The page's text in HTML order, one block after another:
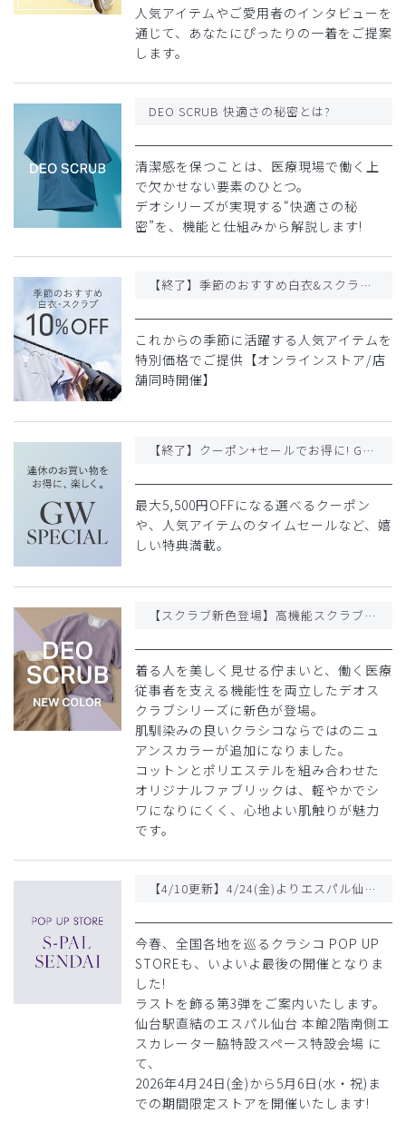
人気アイテムやご愛用者のインタビューを
通じて、あなたにぴったりの一着をご提案
します。
DEO SCRUB 快適さの秘密とは?
清潔感を保つことは、医療現場で働く上
で欠かせない要素のひとつ。
デオシリーズが実現する“快適さの秘
密”を、機能と仕組みから解説します!
【終了】季節のおすすめ白衣&スクラブが10%OFF
これからの季節に活躍する人気アイテムを
特別価格でご提供【オンラインストア/店
舗同時開催】
【終了】クーポン+セールでお得に! GW特別キャンペーン開催
最大5,500円OFFになる選べるクーポン
や、人気アイテムのタイムセールなど、嬉
しい特典満載。
【スクラブ新色登場】高機能スクラブデオシリーズに新色が登場
着る人を美しく見せる佇まいと、働く医療
従事者を支える機能性を両立したデオス
クラブシリーズに新色が登場。
肌馴染みの良いクラシコならではのニュ
アンスカラーが追加になりました。
コットンとポリエステルを組み合わせた
オリジナルファブリックは、軽やかでシ
ワになりにくく、心地よい肌触りが魅力
です。
【4/10更新】4/24(金)よりエスパル仙台にてクラシコ POP UP STOREをオープン!
今春、全国各地を巡るクラシコ POP UP
STOREも、いよいよ最後の開催となりま
した!
ラストを飾る第3弾をご案内いたします。
仙台駅直結のエスパル仙台 本館2階南側エ
スカレーター脇特設スペース特設会場 に
て、
2026年4月24日(金)から5月6日(水・祝)ま
での期間限定ストアを開催いたします!